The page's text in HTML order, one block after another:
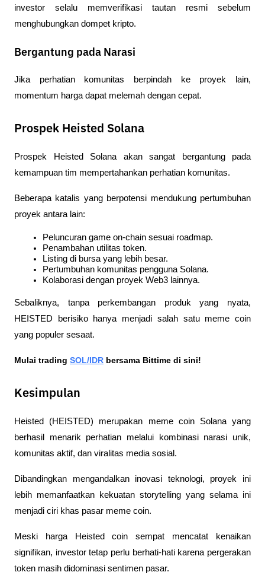
investor selalu memverifikasi tautan resmi sebelum
menghubungkan dompet kripto.
Bergantung pada Narasi
Jika perhatian komunitas berpindah ke proyek lain,
momentum harga dapat melemah dengan cepat.
Prospek Heisted Solana
Prospek Heisted Solana akan sangat bergantung pada
kemampuan tim mempertahankan perhatian komunitas.
Beberapa katalis yang berpotensi mendukung pertumbuhan
proyek antara lain:
Peluncuran game on-chain sesuai roadmap.
Penambahan utilitas token.
Listing di bursa yang lebih besar.
Pertumbuhan komunitas pengguna Solana.
Kolaborasi dengan proyek Web3 lainnya.
Sebaliknya, tanpa perkembangan produk yang nyata,
HEISTED berisiko hanya menjadi salah satu meme coin
yang populer sesaat.
Mulai trading SOL/IDR bersama Bittime di sini!
Kesimpulan
Heisted (HEISTED) merupakan meme coin Solana yang
berhasil menarik perhatian melalui kombinasi narasi unik,
komunitas aktif, dan viralitas media sosial.
Dibandingkan mengandalkan inovasi teknologi, proyek ini
lebih memanfaatkan kekuatan storytelling yang selama ini
menjadi ciri khas pasar meme coin.
Meski harga Heisted coin sempat mencatat kenaikan
signifikan, investor tetap perlu berhati-hati karena pergerakan
token masih didominasi sentimen pasar.